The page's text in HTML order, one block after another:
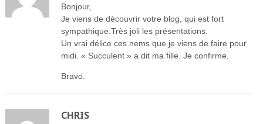
Bonjour,
Je viens de découvrir votre blog, qui est fort
sympathique.Très joli les présentations.
Un vrai délice ces nems que je viens de faire pour
midi. « Succulent » a dit ma fille. Je confirme.
Bravo.
CHRIS